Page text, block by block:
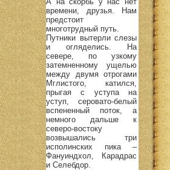
времени, друзья. Нам
предстоит
многотрудный путь.
Путники вытерли слезы
и огляделись. На
севере, по узкому
затемненному ущелью
между двумя отрогами
Мглистого, катился,
прыгая с уступа на
уступ, серовато-белый
вспененный поток, а
немного дальше к
северо-востоку
возвышались три
исполинских пика –
Фануиндхол, Карадрас
и Селебдор.